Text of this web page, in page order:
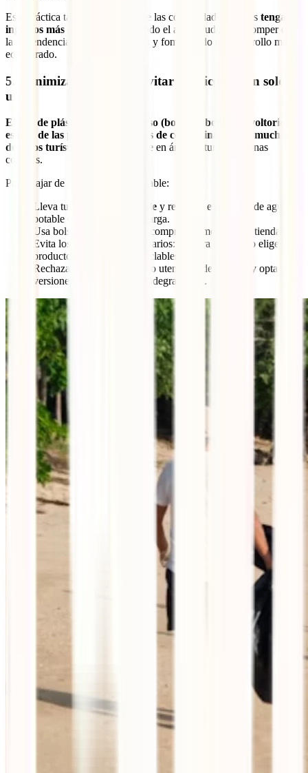
Esta práctica también permite que las comunidades locales tengan
ingresos más estables
durante todo el año, ayudando a romper con
la dependencia de picos turísticos y fomentando un desarrollo más
equilibrado.
5. Minimizar residuos y evitar plásticos de un solo
uso
El uso de plásticos de un solo uso (botellas, bolsas, envoltorios)
es una de las principales fuentes de contaminación en muchos
destinos turísticos
, especialmente en áreas naturales y zonas
costeras.
Para viajar de forma más responsable:
Lleva tu
botella reutilizable y rellénala en fuentes de agua
potable o estaciones de recarga.
Usa bolsas de tela para tus compras en mercados o tiendas.
Evita los empaques innecesarios: compra a granel o elige
productos con envases reciclables.
Rechaza sorbetes (pajillas) o utensilios de plástico y opta por
versiones reutilizables o biodegradables.